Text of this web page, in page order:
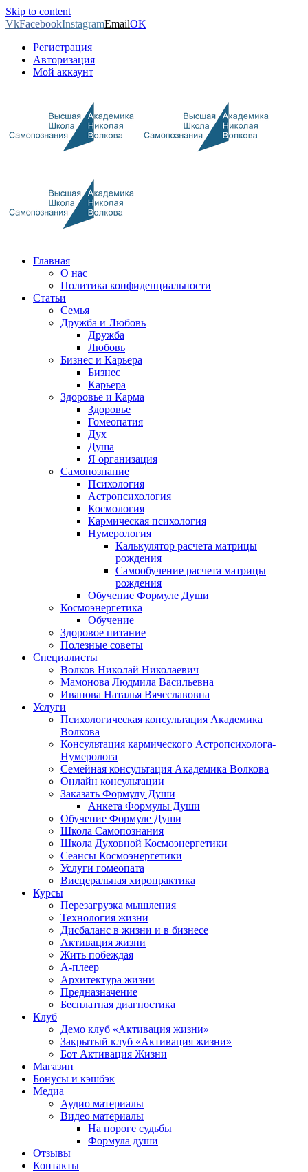
Skip to content
VkFacebookInstagramEmailOK
Регистрация
Авторизация
Мой аккаунт
Главная
О нас
Политика конфиденциальности
Статьи
Семья
Дружба и Любовь
Дружба
Любовь
Бизнес и Карьера
Бизнес
Карьера
Здоровье и Карма
Здоровье
Гомеопатия
Дух
Душа
Я организация
Самопознание
Психология
Астропсихология
Космология
Кармическая психология
Нумерология
Калькулятор расчета матрицы
рождения
Самообучение расчета матрицы
рождения
Обучение Формуле Души
Космоэнергетика
Обучение
Здоровое питание
Полезные советы
Специалисты
Волков Николай Николаевич
Мамонова Людмила Васильевна
Иванова Наталья Вячеславовна
Услуги
Психологическая консультация Академика
Волкова
Консультация кармического Астропсихолога-
Нумеролога
Семейная консультация Академика Волкова
Онлайн консультации
Заказать Формулу Души
Анкета Формулы Души
Обучение Формуле Души
Школа Самопознания
Школа Духовной Космоэнергетики
Сеансы Космоэнергетики
Услуги гомеопата
Висцеральная хиропрактика
Курсы
Перезагрузка мышления
Технология жизни
Дисбаланс в жизни и в бизнесе
Активация жизни
Жить побеждая
А-плеер
Архитектура жизни
Предназначение
Бесплатная диагностика
Клуб
Демо клуб «Активация жизни»
Закрытый клуб «Активация жизни»
Бот Активация Жизни
Магазин
Бонусы и кэшбэк
Медиа
Аудио материалы
Видео материалы
На пороге судьбы
Формула души
Отзывы
Контакты